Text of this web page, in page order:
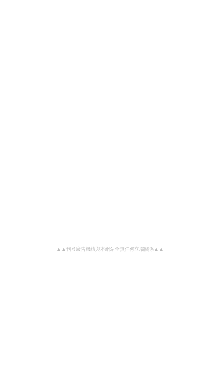
▲▲刊登廣告機構與本網站全無任何立場關係▲▲